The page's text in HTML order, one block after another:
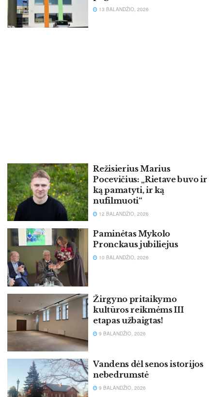
13 BALANDŽIO, 2026
Režisierius Marius
Pocevičius: „Rietave buvo ir
ką pamatyti, ir ką
nufilmuoti“
12 BALANDŽIO, 2026
Paminėtas Mykolo
Pronckaus jubiliejus
10 BALANDŽIO, 2026
Žirgyno pritaikymo
kultūros reikmėms III
etapas užbaigtas!
9 BALANDŽIO, 2026
Vandens dėl senos istorijos
nebedrumstė
9 BALANDŽIO, 2026